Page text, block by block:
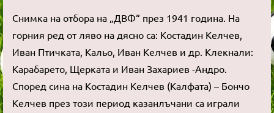
Снимка на отбора на „ДВФ“ през 1941 година. На
горния ред от ляво на дясно са: Костадин Келчев,
Иван Птичката, Кальо, Иван Келчев и др. Клекнали:
Карабарето, Щерката и Иван Захариев -Андро.
Според сина на Костадин Келчев (Калфата) – Бончо
Келчев през този период казанлъчани са играли